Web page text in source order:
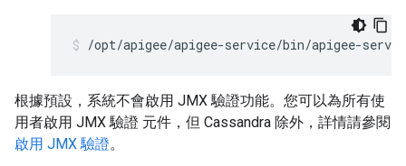
/opt/apigee/apigee-service/bin/apigee-
根據預設，系統不會啟用 JMX 驗證功能。您可以為所有使
用者啟用 JMX 驗證 元件，但 Cassandra 除外，詳情請參閱
啟用 JMX 驗證。